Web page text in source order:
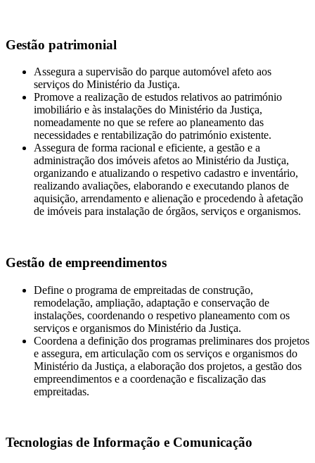
Gestão patrimonial
Assegura a supervisão do parque automóvel afeto aos
serviços do Ministério da Justiça.
Promove a realização de estudos relativos ao património
imobiliário e às instalações do Ministério da Justiça,
nomeadamente no que se refere ao planeamento das
necessidades e rentabilização do património existente.
Assegura de forma racional e eficiente, a gestão e a
administração dos imóveis afetos ao Ministério da Justiça,
organizando e atualizando o respetivo cadastro e inventário,
realizando avaliações, elaborando e executando planos de
aquisição, arrendamento e alienação e procedendo à afetação
de imóveis para instalação de órgãos, serviços e organismos.
Gestão de empreendimentos
Define o programa de empreitadas de construção,
remodelação, ampliação, adaptação e conservação de
instalações, coordenando o respetivo planeamento com os
serviços e organismos do Ministério da Justiça.
Coordena a definição dos programas preliminares dos projetos
e assegura, em articulação com os serviços e organismos do
Ministério da Justiça, a elaboração dos projetos, a gestão dos
empreendimentos e a coordenação e fiscalização das
empreitadas.
Tecnologias de Informação e Comunicação